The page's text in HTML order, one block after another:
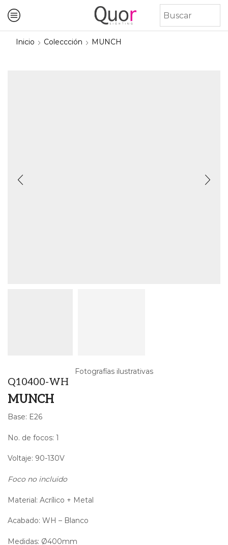
Inicio Coleccción MUNCH
Fotografías ilustrativas
Q10400-WH
MUNCH
Base: E26
No. de focos: 1
Voltaje: 90-130V
Foco no incluido
Material: Acrílico + Metal
Acabado: WH – Blanco
Medidas: Ø400mm